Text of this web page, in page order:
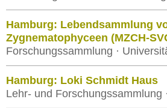
Hamburg: Lebendsammlung
Zygnematophyceen (MZCH-
Forschungssammlung ·
Hamburg: Loki Schmidt Haus
Lehr- und Forschungssammlung